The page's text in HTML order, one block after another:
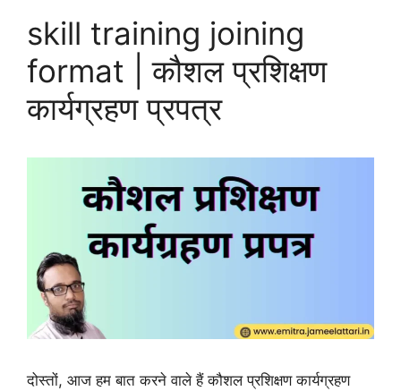
skill training joining
format | कौशल प्रशिक्षण
कार्यग्रहण प्रपत्र
दोस्तों, आज हम बात करने वाले हैं कौशल प्रशिक्षण कार्यग्रहण